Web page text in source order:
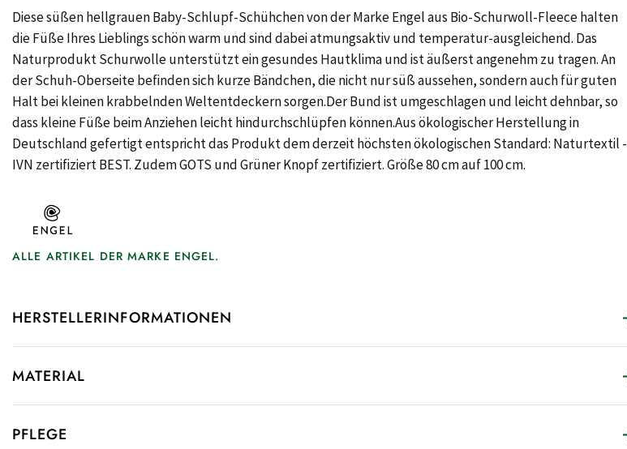
Diese süßen hellgrauen Baby-Schlupf-Schühchen von der Marke Engel aus Bio-Schurwoll-Fleece halten
die Füße Ihres Lieblings schön warm und sind dabei atmungsaktiv und temperatur-ausgleichend. Das
Naturprodukt Schurwolle unterstützt ein gesundes Hautklima und ist äußerst angenehm zu tragen. An
der Schuh-Oberseite befinden sich kurze Bändchen, die nicht nur süß aussehen, sondern auch für guten
Halt bei kleinen krabbelnden Weltentdeckern sorgen.Der Bund ist umgeschlagen und leicht dehnbar, so
dass kleine Füße beim Anziehen leicht hindurchschlüpfen können.Aus ökologischer Herstellung in
Deutschland gefertigt entspricht das Produkt dem derzeit höchsten ökologischen Standard: Naturtextil -
IVN zertifiziert BEST. Zudem GOTS und Grüner Knopf zertifiziert. Größe 80 cm auf 100 cm.
ALLE ARTIKEL DER MARKE ENGEL.
HERSTELLERINFORMATIONEN
MATERIAL
PFLEGE